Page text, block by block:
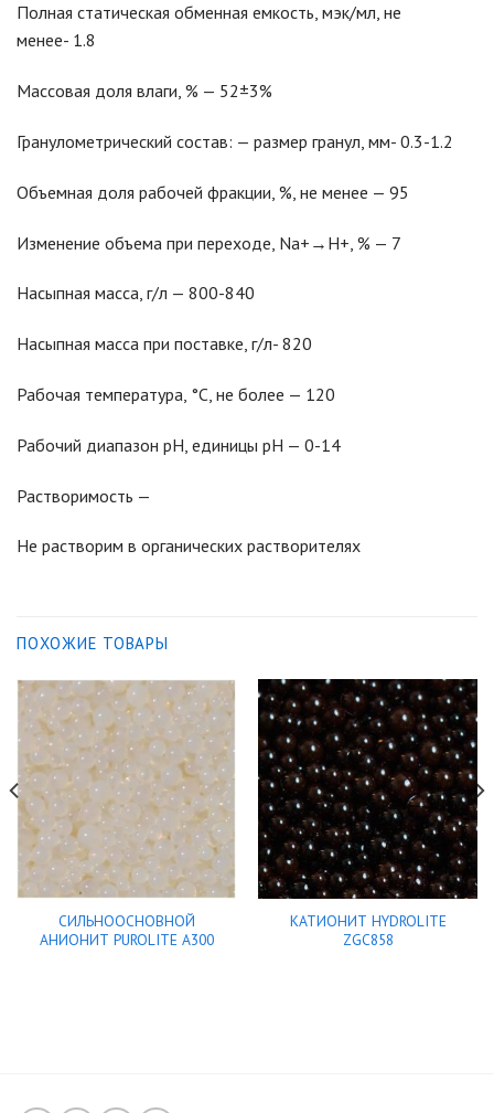
Полная статическая обменная емкость, мэк/мл, не
менее- 1.8
Массовая доля влаги, % — 52±3%
Гранулометрический состав: — размер гранул, мм- 0.3-1.2
Объемная доля рабочей фракции, %, не менее — 95
Изменение объема при переходе, Na+→H+, % — 7
Насыпная масса, г/л — 800-840
Насыпная масса при поставке, г/л- 820
Рабочая температура, °С, не более — 120
Рабочий диапазон рН, единицы рН — 0-14
Растворимость —
Не растворим в органических растворителях
ПОХОЖИЕ ТОВАРЫ
СИЛЬНООСНОВНОЙ
АНИОНИТ PUROLITE A300
КАТИОНИТ HYDROLITE
ZGC858